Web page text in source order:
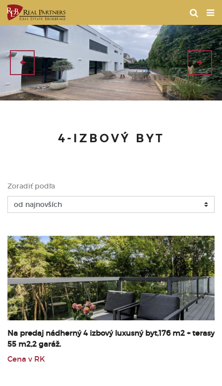
4-IZBOVÝ BYT
Zoradiť podľa
Na predaj nádherný 4 izbový luxusný byt,176 m2 + terasy
55 m2,2 garáž.
Cena v RK